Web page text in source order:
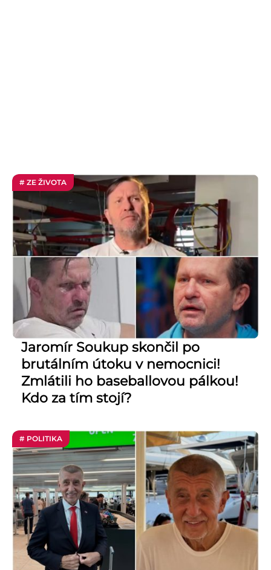
# ZE ŽIVOTA
Jaromír Soukup skončil po
brutálním útoku v nemocnici!
Zmlátili ho baseballovou pálkou!
Kdo za tím stojí?
# POLITIKA